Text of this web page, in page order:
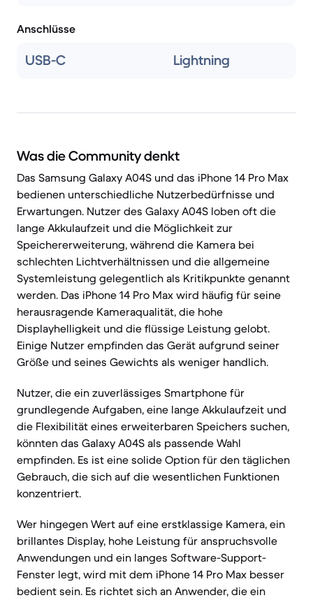
Anschlüsse
USB-C Lightning
Was die Community denkt
Das Samsung Galaxy A04S und das iPhone 14 Pro Max
bedienen unterschiedliche Nutzerbedürfnisse und
Erwartungen. Nutzer des Galaxy A04S loben oft die
lange Akkulaufzeit und die Möglichkeit zur
Speichererweiterung, während die Kamera bei
schlechten Lichtverhältnissen und die allgemeine
Systemleistung gelegentlich als Kritikpunkte genannt
werden. Das iPhone 14 Pro Max wird häufig für seine
herausragende Kameraqualität, die hohe
Displayhelligkeit und die flüssige Leistung gelobt.
Einige Nutzer empfinden das Gerät aufgrund seiner
Größe und seines Gewichts als weniger handlich.
Nutzer, die ein zuverlässiges Smartphone für
grundlegende Aufgaben, eine lange Akkulaufzeit und
die Flexibilität eines erweiterbaren Speichers suchen,
könnten das Galaxy A04S als passende Wahl
empfinden. Es ist eine solide Option für den täglichen
Gebrauch, die sich auf die wesentlichen Funktionen
konzentriert.
Wer hingegen Wert auf eine erstklassige Kamera, ein
brillantes Display, hohe Leistung für anspruchsvolle
Anwendungen und ein langes Software-Support-
Fenster legt, wird mit dem iPhone 14 Pro Max besser
bedient sein. Es richtet sich an Anwender, die ein